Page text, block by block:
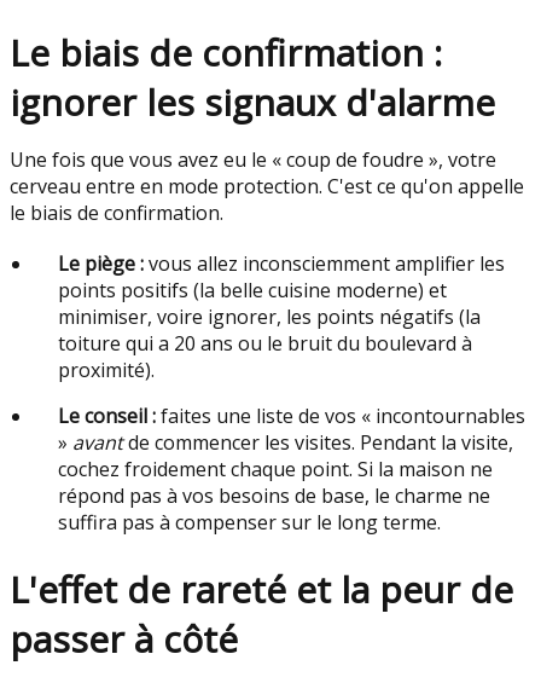
Le biais de confirmation :
ignorer les signaux d'alarme
Une fois que vous avez eu le « coup de foudre », votre
cerveau entre en mode protection. C'est ce qu'on appelle
le biais de confirmation.
Le piège :vous allez inconsciemment amplifier les
points positifs (la belle cuisine moderne) et
minimiser, voire ignorer, les points négatifs (la
toiture qui a 20 ans ou le bruit du boulevard à
proximité).
Le conseil :faites une liste de vos « incontournables
» avantde commencer les visites. Pendant la visite,
cochez froidement chaque point. Si la maison ne
répond pas à vos besoins de base, le charme ne
suffira pas à compenser sur le long terme.
L'effet de rareté et la peur de
passer à côté